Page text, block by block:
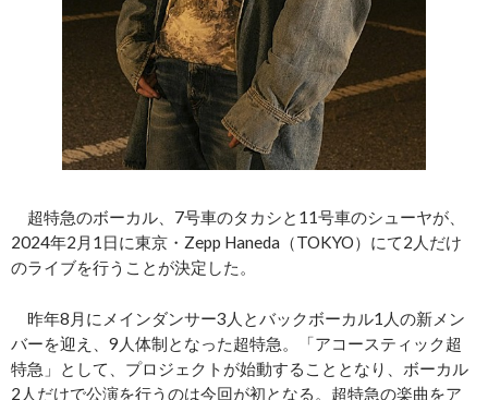
超特急のボーカル、7号車のタカシと11号車のシューヤが、
2024年2月1日に東京・Zepp Haneda（TOKYO）にて2人だけ
のライブを行うことが決定した。
昨年8月にメインダンサー3人とバックボーカル1人の新メン
バーを迎え、9人体制となった超特急。「アコースティック超
特急」として、プロジェクトが始動することとなり、ボーカル
2人だけで公演を行うのは今回が初となる。超特急の楽曲をア